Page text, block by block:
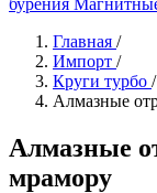
бурения
Главная /
Импорт /
Круги турбо /
Алмазные
Алмазные
мрамору